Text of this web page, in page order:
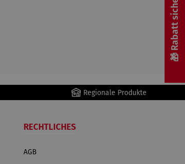
Regionale Produkte
RECHTLICHES
AGB
🎁 Rabatt sichern! 🎁